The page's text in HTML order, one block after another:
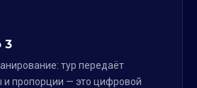
3
тур передаёт
пропорции — это цифровой